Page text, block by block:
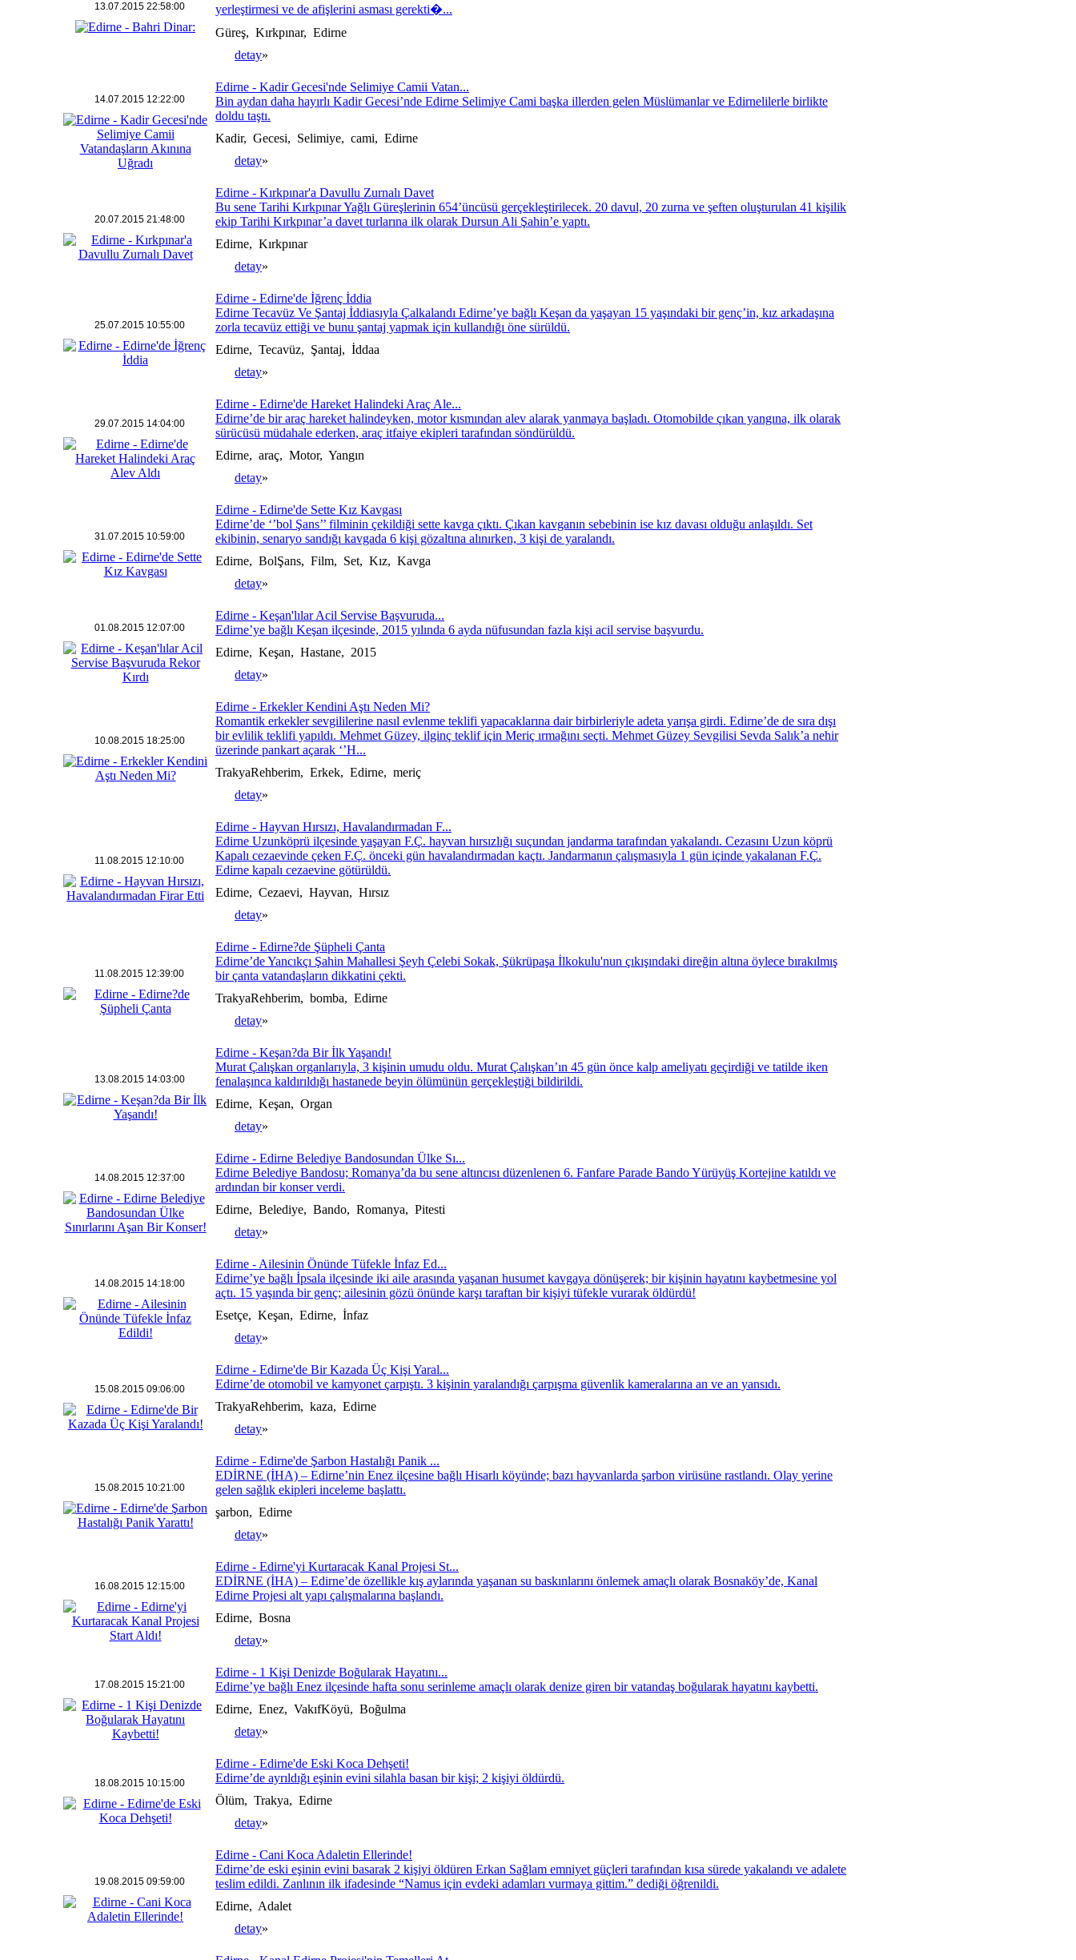
13.07.2015 22:58:00
yerleştirmesi ve de afişlerini asması gerekti�...
Güreş, Kırkpınar, Edirne
detay»
14.07.2015 12:22:00
Edirne - Kadir Gecesi'nde Selimiye Camii Vatan...
Bin aydan daha hayırlı Kadir Gecesi’nde Edirne Selimiye Cami başka illerden gelen Müslümanlar ve Edirnelilerle birlikte
doldu taştı.
Kadir, Gecesi, Selimiye, cami, Edirne
detay»
20.07.2015 21:48:00
Edirne - Kırkpınar'a Davullu Zurnalı Davet
Bu sene Tarihi Kırkpınar Yağlı Güreşlerinin 654’üncüsü gerçekleştirilecek. 20 davul, 20 zurna ve şeften oluşturulan 41 kişilik
ekip Tarihi Kırkpınar’a davet turlarına ilk olarak Dursun Ali Şahin’e yaptı.
Edirne, Kırkpınar
detay»
25.07.2015 10:55:00
Edirne - Edirne'de İğrenç İddia
Edirne Tecavüz Ve Şantaj İddiasıyla Çalkalandı Edirne’ye bağlı Keşan da yaşayan 15 yaşındaki bir genç’in, kız arkadaşına
zorla tecavüz ettiği ve bunu şantaj yapmak için kullandığı öne sürüldü.
Edirne, Tecavüz, Şantaj, İddaa
detay»
29.07.2015 14:04:00
Edirne - Edirne'de Hareket Halindeki Araç Ale...
Edirne’de bir araç hareket halindeyken, motor kısmından alev alarak yanmaya başladı. Otomobilde çıkan yangına, ilk olarak
sürücüsü müdahale ederken, araç itfaiye ekipleri tarafından söndürüldü.
Edirne, araç, Motor, Yangın
detay»
31.07.2015 10:59:00
Edirne - Edirne'de Sette Kız Kavgası
Edirne’de ‘’bol Şans’’ filminin çekildiği sette kavga çıktı. Çıkan kavganın sebebinin ise kız davası olduğu anlaşıldı. Set
ekibinin, senaryo sandığı kavgada 6 kişi gözaltına alınırken, 3 kişi de yaralandı.
Edirne, BolŞans, Film, Set, Kız, Kavga
detay»
01.08.2015 12:07:00
Edirne - Keşan'lılar Acil Servise Başvuruda...
Edirne’ye bağlı Keşan ilçesinde, 2015 yılında 6 ayda nüfusundan fazla kişi acil servise başvurdu.
Edirne, Keşan, Hastane, 2015
detay»
10.08.2015 18:25:00
Edirne - Erkekler Kendini Aştı Neden Mi?
Romantik erkekler sevgililerine nasıl evlenme teklifi yapacaklarına dair birbirleriyle adeta yarışa girdi. Edirne’de de sıra dışı
bir evlilik teklifi yapıldı. Mehmet Güzey, ilginç teklif için Meriç ırmağını seçti. Mehmet Güzey Sevgilisi Sevda Salık’a nehir
üzerinde pankart açarak ‘’H...
TrakyaRehberim, Erkek, Edirne, meriç
detay»
11.08.2015 12:10:00
Edirne - Hayvan Hırsızı, Havalandırmadan F...
Edirne Uzunköprü ilçesinde yaşayan F.Ç. hayvan hırsızlığı suçundan jandarma tarafından yakalandı. Cezasını Uzun köprü
Kapalı cezaevinde çeken F.Ç. önceki gün havalandırmadan kaçtı. Jandarmanın çalışmasıyla 1 gün içinde yakalanan F.Ç.
Edirne kapalı cezaevine götürüldü.
Edirne, Cezaevi, Hayvan, Hırsız
detay»
11.08.2015 12:39:00
Edirne - Edirne?de Şüpheli Çanta
Edirne’de Yancıkçı Şahin Mahallesi Şeyh Çelebi Sokak, Şükrüpaşa İlkokulu'nun çıkışındaki direğin altına öylece bırakılmış
bir çanta vatandaşların dikkatini çekti.
TrakyaRehberim, bomba, Edirne
detay»
13.08.2015 14:03:00
Edirne - Keşan?da Bir İlk Yaşandı!
Murat Çalışkan organlarıyla, 3 kişinin umudu oldu. Murat Çalışkan’ın 45 gün önce kalp ameliyatı geçirdiği ve tatilde iken
fenalaşınca kaldırıldığı hastanede beyin ölümünün gerçekleştiği bildirildi.
Edirne, Keşan, Organ
detay»
14.08.2015 12:37:00
Edirne - Edirne Belediye Bandosundan Ülke Sı...
Edirne Belediye Bandosu; Romanya’da bu sene altıncısı düzenlenen 6. Fanfare Parade Bando Yürüyüş Kortejine katıldı ve
ardından bir konser verdi.
Edirne, Belediye, Bando, Romanya, Pitesti
detay»
14.08.2015 14:18:00
Edirne - Ailesinin Önünde Tüfekle İnfaz Ed...
Edirne’ye bağlı İpsala ilçesinde iki aile arasında yaşanan husumet kavgaya dönüşerek; bir kişinin hayatını kaybetmesine yol
açtı. 15 yaşında bir genç; ailesinin gözü önünde karşı taraftan bir kişiyi tüfekle vurarak öldürdü!
Esetçe, Keşan, Edirne, İnfaz
detay»
15.08.2015 09:06:00
Edirne - Edirne'de Bir Kazada Üç Kişi Yaral...
Edirne’de otomobil ve kamyonet çarpıştı. 3 kişinin yaralandığı çarpışma güvenlik kameralarına an ve an yansıdı.
TrakyaRehberim, kaza, Edirne
detay»
15.08.2015 10:21:00
Edirne - Edirne'de Şarbon Hastalığı Panik ...
EDİRNE (İHA) – Edirne’nin Enez ilçesine bağlı Hisarlı köyünde; bazı hayvanlarda şarbon virüsüne rastlandı. Olay yerine
gelen sağlık ekipleri inceleme başlattı.
şarbon, Edirne
detay»
16.08.2015 12:15:00
Edirne - Edirne'yi Kurtaracak Kanal Projesi St...
EDİRNE (İHA) – Edirne’de özellikle kış aylarında yaşanan su baskınlarını önlemek amaçlı olarak Bosnaköy’de, Kanal
Edirne Projesi alt yapı çalışmalarına başlandı.
Edirne, Bosna
detay»
17.08.2015 15:21:00
Edirne - 1 Kişi Denizde Boğularak Hayatını...
Edirne’ye bağlı Enez ilçesinde hafta sonu serinleme amaçlı olarak denize giren bir vatandaş boğularak hayatını kaybetti.
Edirne, Enez, VakıfKöyü, Boğulma
detay»
18.08.2015 10:15:00
Edirne - Edirne'de Eski Koca Dehşeti!
Edirne’de ayrıldığı eşinin evini silahla basan bir kişi; 2 kişiyi öldürdü.
Ölüm, Trakya, Edirne
detay»
19.08.2015 09:59:00
Edirne - Cani Koca Adaletin Ellerinde!
Edirne’de eski eşinin evini basarak 2 kişiyi öldüren Erkan Sağlam emniyet güçleri tarafından kısa sürede yakalandı ve adalete
teslim edildi. Zanlının ilk ifadesinde “Namus için evdeki adamları vurmaya gittim.” dediği öğrenildi.
Edirne, Adalet
detay»